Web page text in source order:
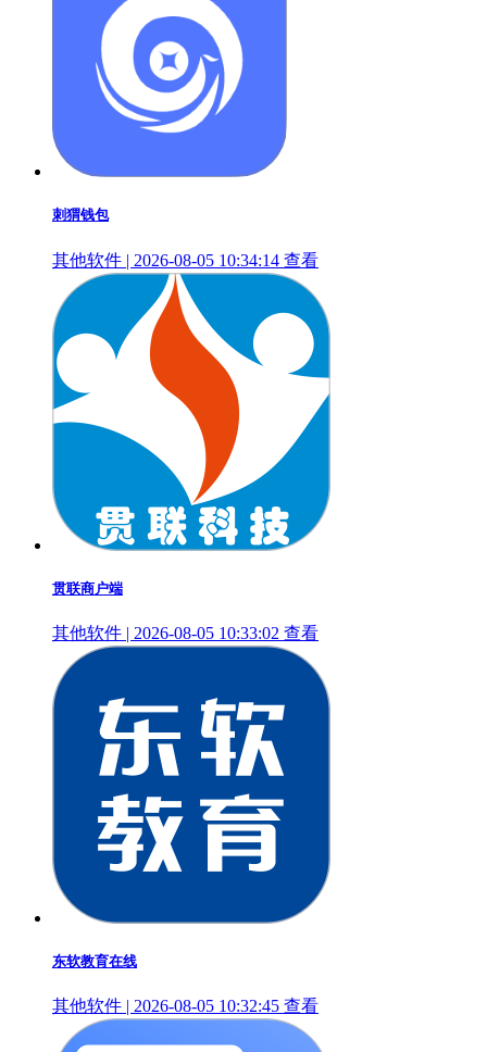
刺猬钱包
其他软件 | 2026-08-05 10:34:14 查看
贯联商户端
其他软件 | 2026-08-05 10:33:02 查看
东软教育在线
其他软件 | 2026-08-05 10:32:45 查看